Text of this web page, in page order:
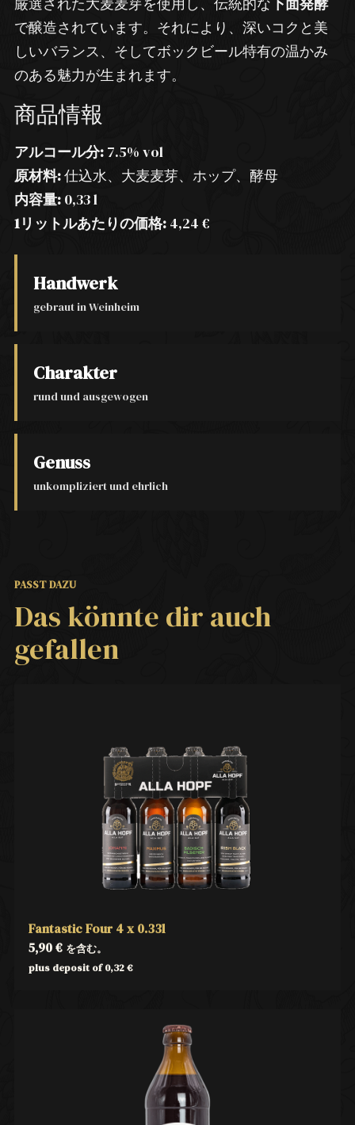
で醸造されています。それにより、深いコクと美
しいバランス、そしてボックビール特有の温かみ
のある魅力が生まれます。
商品情報
アルコール分: 7.5% vol
原材料:仕込水、大麦麦芽、ホップ、酵母
内容量: 0,33 l
1リットルあたりの価格: 4,24 €
Handwerk
gebraut in Weinheim
Charakter
rund und ausgewogen
Genuss
unkompliziert und ehrlich
PASST DAZU
Das könnte dir auch
gefallen
Fantastic Four 4 x 0.33l
5,90€ を含む。
plus deposit of0,32€